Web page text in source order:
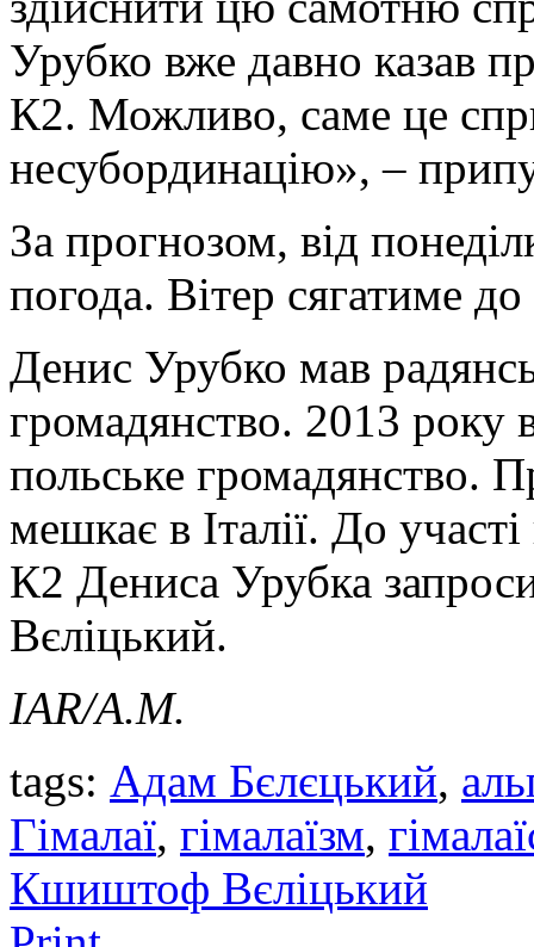
Урубко вже давно казав
К2. Можливо, саме це
несубординацію», –
За прогнозом, від
погода. Вітер сягатиме
Денис Урубко мав
громадянство. 2013 року
польське громадянство.
мешкає в Італії. До
К2 Дениса Урубка
Вєліцький.
IAR/А.М.
tags: Адам Бєлєцький,
Гімалаї, гімалаїзм,
Кшиштоф Вєліцький